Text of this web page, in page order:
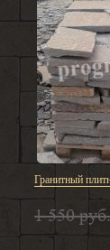
Гранитный
1 550 руб.